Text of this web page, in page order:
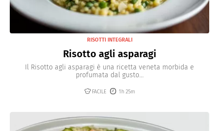
RISOTTI INTEGRALI
Risotto agli asparagi
Il Risotto agli asparagi è una ricetta veneta morbida e
profumata dal gusto...
FACILE 1h 25m